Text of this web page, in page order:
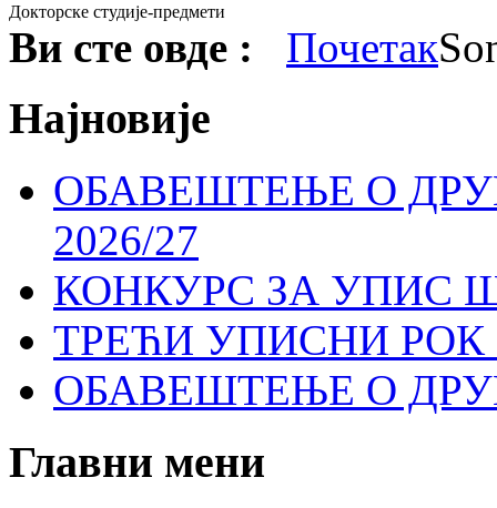
Докторске студије-предмети
Ви сте овде : Почетак
Најновије
ОБАВЕШТЕЊЕ О
2026/27
КОНКУРС ЗА УПИС
ТРЕЋИ УПИСНИ РОК
ОБАВЕШТЕЊЕ О
Главни мени